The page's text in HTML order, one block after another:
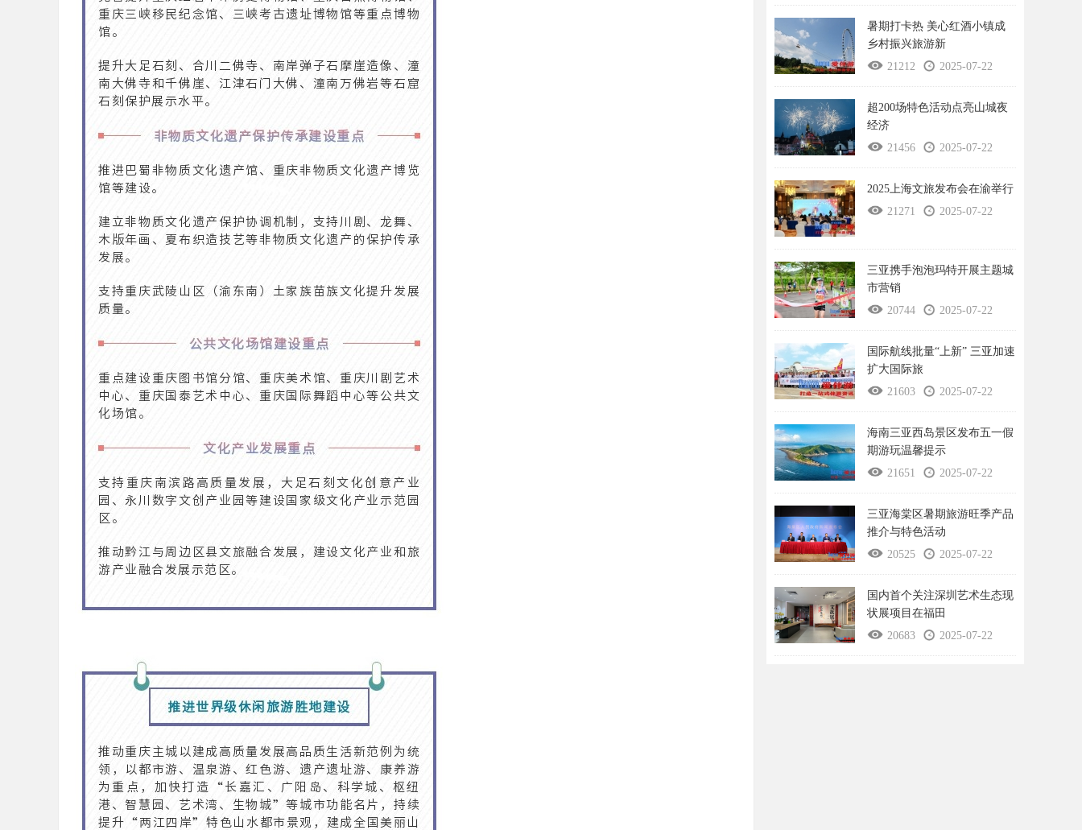
暑期打卡热 美心红酒小镇成
乡村振兴旅游新
21212
2025-07-22
超200场特色活动点亮山城夜
经济
21456
2025-07-22
2025上海文旅发布会在渝举行
21271
2025-07-22
三亚携手泡泡玛特开展主题城
市营销
20744
2025-07-22
国际航线批量“上新” 三亚加速
扩大国际旅
21603
2025-07-22
海南三亚西岛景区发布五一假
期游玩温馨提示
21651
2025-07-22
三亚海棠区暑期旅游旺季产品
推介与特色活动
20525
2025-07-22
国内首个关注深圳艺术生态现
状展项目在福田
20683
2025-07-22